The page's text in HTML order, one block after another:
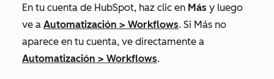
En tu cuenta de HubSpot, haz clic en Más y luego
ve a Automatización > Workflows. Si Más no
aparece en tu cuenta, ve directamente a
Automatización > Workflows.